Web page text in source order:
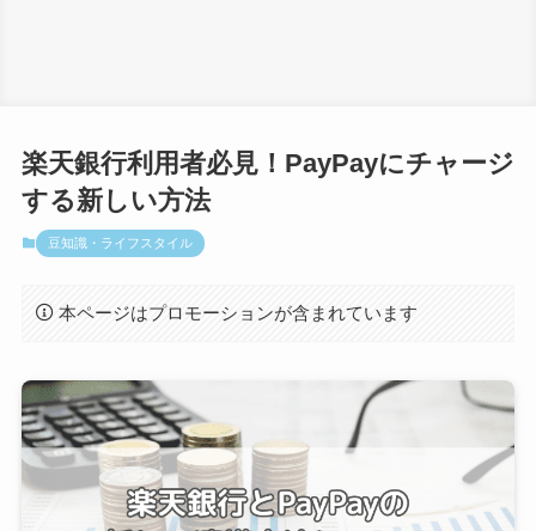
楽天銀行利用者必見！PayPayにチャージ
する新しい方法
豆知識・ライフスタイル
本ページはプロモーションが含まれています